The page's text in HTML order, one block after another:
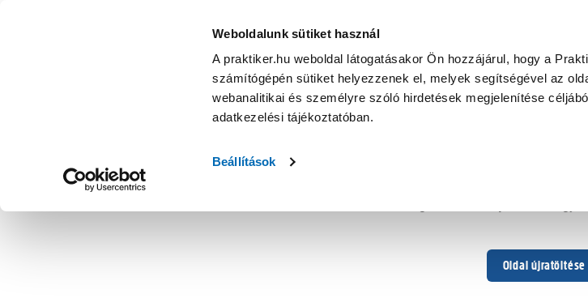
Weboldalunk sütiket használ
A praktiker.hu weboldal látogatásakor Ön hozzájárul, hogy a
számítógépén sütiket helyezzenek el, melyek segítségével az
webanalitikai és személyre szóló hirdetések megjelenítése
adatkezelési tájékoztatóban.
Beállítások
Oldal újratöltése